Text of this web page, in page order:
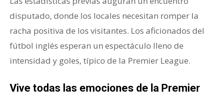
disputado, donde los locales necesitan romper la
racha positiva de los visitantes. Los aficionados del
fútbol inglés esperan un espectáculo lleno de
intensidad y goles, típico de la Premier League.
Vive todas las emociones de la Premier